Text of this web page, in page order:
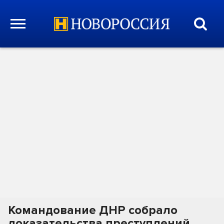
Командование ДНР собрало